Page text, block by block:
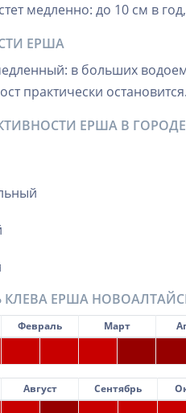
медленно: до 10 см в
ЕРША
в больших
практически
ЕРША В
КЛЕВА ЕРША
Февраль Март
Август Сентябрь